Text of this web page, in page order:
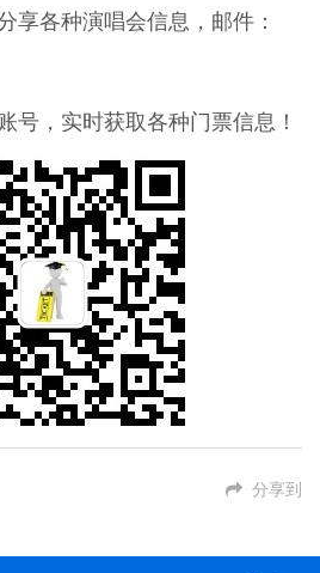
享各种演唱会信息，邮件：
号，实时获取各种门票信息！
分享到